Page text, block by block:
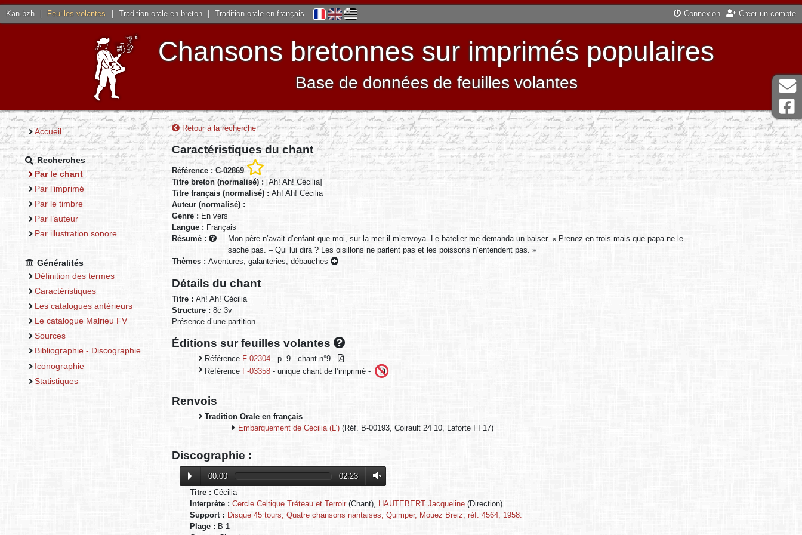
Kan.bzh Feuilles volantes Tradition orale en breton Tradition orale en français Connexion Créer un compte
Chansons bretonnes sur imprimés populaires
Base de données de feuilles volantes
Accueil
Recherches
Par le chant
Par l’imprimé
Par le timbre
Par l’auteur
Par illustration sonore
Généralités
Définition des termes
Caractéristiques
Les catalogues antérieurs
Le catalogue Malrieu FV
Sources
Bibliographie - Discographie
Iconographie
Statistiques
Retour à la recherche
Caractéristiques du chant
Référence : C-02869
Titre breton (normalisé) : [Ah! Ah! Cécilia]
Titre français (normalisé) : Ah! Ah! Cécilia
Auteur (normalisé) :
Genre : En vers
Langue : Français
Résumé :
Mon père n’avait d’enfant que moi, sur la mer il m’envoya. Le batelier me demanda un baiser. « Prenez en trois mais que papa ne le
sache pas. – Qui lui dira ? Les oisillons ne parlent pas et les poissons n’entendent pas. »
Thèmes : Aventures, galanteries, débauches
Détails du chant
Titre : Ah! Ah! Cécilia
Structure : 8c 3v
Présence d’une partition
Éditions sur feuilles volantes
Référence F-02304 - p. 9 - chant n°9 -
Référence F-03358 - unique chant de l’imprimé -
Renvois
Tradition Orale en français
Embarquement de Cécilia (L’)(Réf. B-00193, Coirault 24 10, Laforte I I 17)
Discographie :
00:00
02:23
Titre : Cécilia
Interprète : Cercle Celtique Tréteau et Terroir(Chant), HAUTEBERT Jacqueline (Direction)
Support : Disque 45 tours, Quatre chansons nantaises, Quimper, Mouez Breiz, réf. 4564, 1958.
Plage : B 1